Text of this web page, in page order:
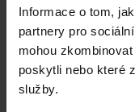
Informace o tom,
partnery pro
mohou
poskytli nebo které
služby.ANALÝZY